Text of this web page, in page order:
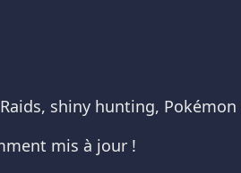
shiny hunting, Pokémon
mis à jour !